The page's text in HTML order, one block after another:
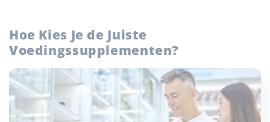
Hoe Kies Je de Juiste
Voedingssupplementen?